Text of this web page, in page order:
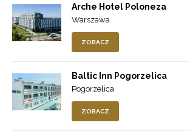
Arche Hotel Poloneza
Warszawa
ZOBACZ
Baltic Inn Pogorzelica
Pogorzelica
ZOBACZ